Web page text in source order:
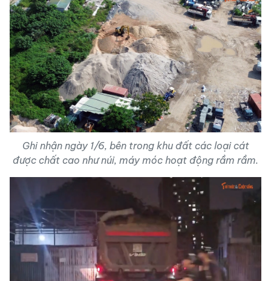
Ghi nhận ngày 1/6, bên trong khu đất các loại cát
được chất cao như núi, máy móc hoạt động rầm rầm.